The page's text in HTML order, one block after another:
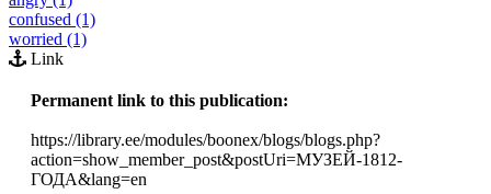
confused (1)
worried (1)
Link
Permanent link to this publication:
https://library.ee/modules/boonex/blogs/blogs.php?
action=show_member_post&postUri=МУЗЕЙ-1812-
ГОДА&lang=en